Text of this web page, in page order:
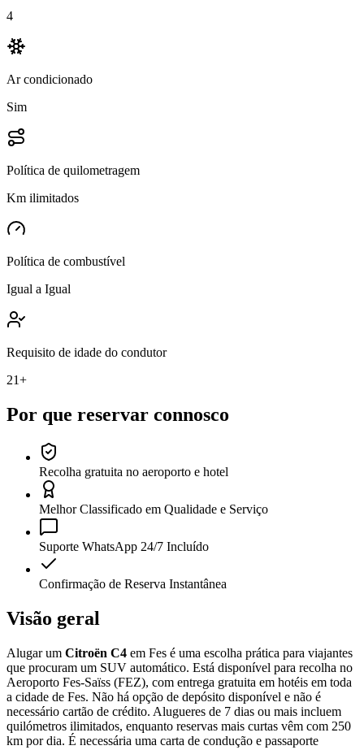
4
Ar condicionado
Sim
Política de quilometragem
Km ilimitados
Política de combustível
Igual a Igual
Requisito de idade do condutor
21+
Por que reservar connosco
Recolha gratuita no aeroporto e hotel
Melhor Classificado em Qualidade e Serviço
Suporte WhatsApp 24/7 Incluído
Confirmação de Reserva Instantânea
Visão geral
Alugar um Citroën C4 em Fes é uma escolha prática para viajantes
que procuram um SUV automático. Está disponível para recolha no
Aeroporto Fes-Saïss (FEZ), com entrega gratuita em hotéis em toda
a cidade de Fes. Não há opção de depósito disponível e não é
necessário cartão de crédito. Alugueres de 7 dias ou mais incluem
quilómetros ilimitados, enquanto reservas mais curtas vêm com 250
km por dia. É necessária uma carta de condução e passaporte